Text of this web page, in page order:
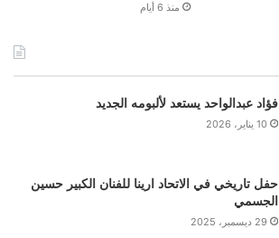
منذ 6 أيام
فؤاد عبدالواحد يستعد لألبومه الجديد
10 يناير، 2026
حفل تاريخي في الاتحاد ارينا للفنان الكبير حسين
الجسمي
29 ديسمبر، 2025